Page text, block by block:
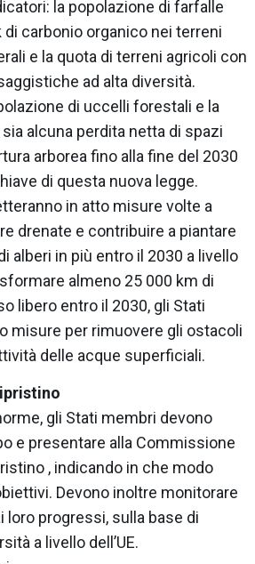
la popolazione di farfalle
carbonio organico nei terreni
e la quota di terreni agricoli con
ad alta diversità.
di uccelli forestali e la
alcuna perdita netta di spazi
arborea fino alla fine del 2030
di questa nuova legge.
in atto misure volte a
drenate e contribuire a piantare
alberi in più entro il 2030 a livello
almeno 25 000 km di
libero entro il 2030, gli Stati
misure per rimuovere gli ostacoli
delle acque superficiali.
gli Stati membri devono
e presentare alla Commissione
, indicando in che modo
Devono inoltre monitorare
loro progressi, sulla base di
a livello dell’UE.